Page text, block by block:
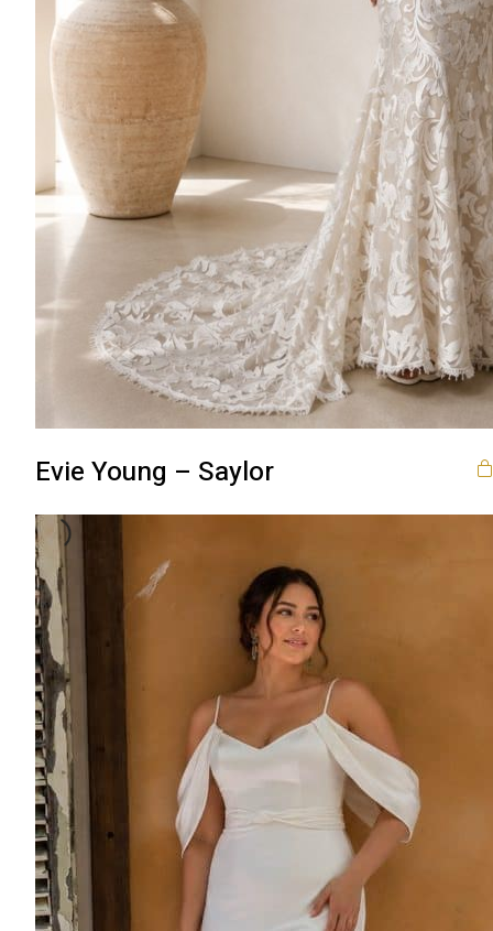
Evie Young – Saylor